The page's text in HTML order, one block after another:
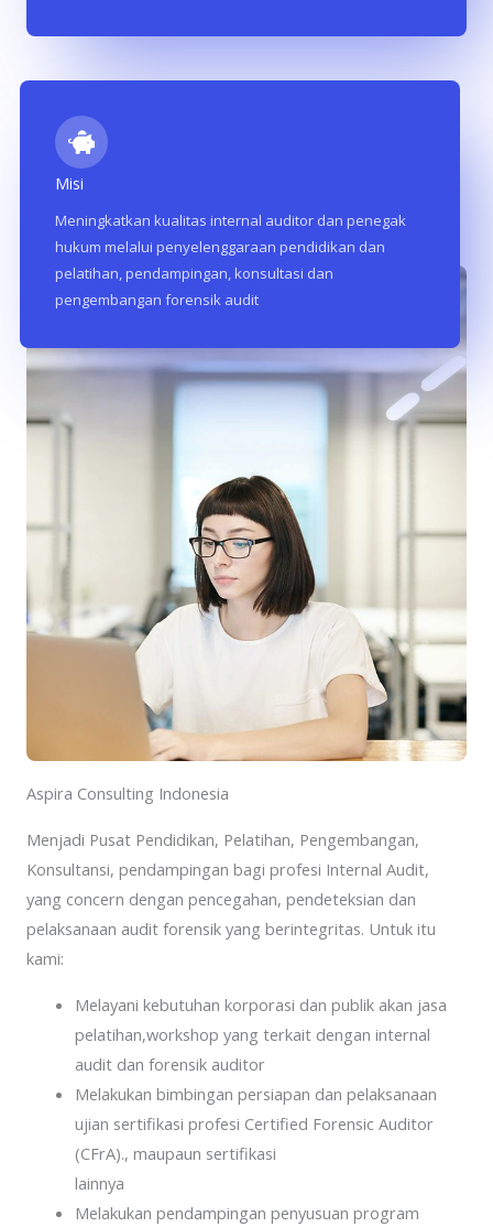
Misi
Meningkatkan kualitas internal auditor dan penegak
hukum melalui penyelenggaraan pendidikan dan
pelatihan, pendampingan, konsultasi dan
pengembangan forensik audit
Aspira Consulting Indonesia
Menjadi Pusat Pendidikan, Pelatihan, Pengembangan,
Konsultansi, pendampingan bagi profesi Internal Audit,
yang concern dengan pencegahan, pendeteksian dan
pelaksanaan audit forensik yang berintegritas. Untuk itu
kami:
Melayani kebutuhan korporasi dan publik akan jasa
pelatihan,workshop yang terkait dengan internal
audit dan forensik auditor
Melakukan bimbingan persiapan dan pelaksanaan
ujian sertifikasi profesi Certified Forensic Auditor
(CFrA)., maupaun sertifikasi
lainnya
Melakukan pendampingan penyusuan program